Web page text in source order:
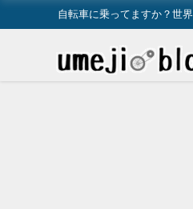
自転車に乗ってますか？世